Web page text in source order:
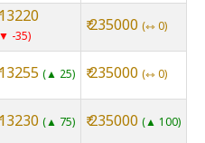
13220
▼ -35
₹ 235000 ⇿ 0
13255 ▲ 25 ₹ 235000 ⇿ 0
13230 ▲ 75 ₹ 235000 ▲ 100